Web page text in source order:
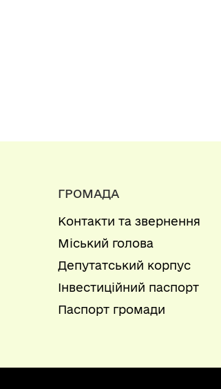
ГРОМАДА
Контакти та звернення
Міський голова
Депутатський корпус
Інвестиційний паспорт
Паспорт громади